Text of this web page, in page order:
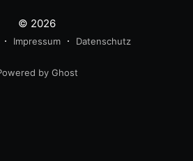
© 2026
Impressum Datenschutz
by Ghost